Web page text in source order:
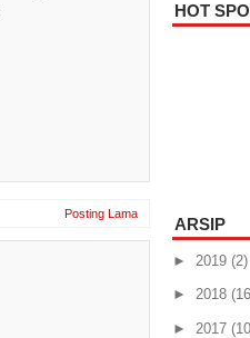
Posting Lama
HOT
ARSIP
► 2019 (2)
► 2018
► 2017